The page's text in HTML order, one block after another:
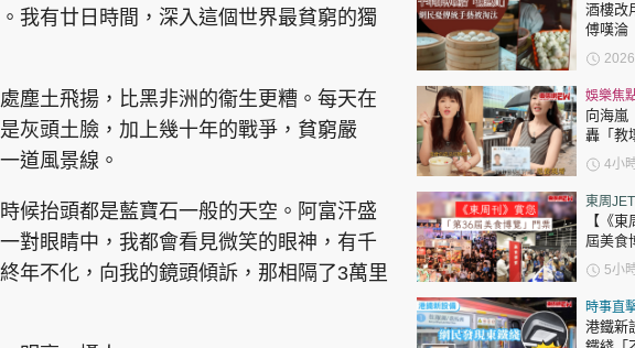
緣來有理 麥玲玲 健康生活
飲食旅遊
電腦廣場 星島頭條 星島日報 頭條日報 星島環球 The Standard
我有廿日時間，深入這個世界最貧窮的獨
塵土飛揚，比黑非洲的衞生更糟。每天在
灰頭土臉，加上幾十年的戰爭，貧窮嚴
道風景線。
候抬頭都是藍寶石一般的天空。阿富汗盛
對眼睛中，我都會看見微笑的眼神，有千
年不化，向我的鏡頭傾訴，那相隔了3萬里
酒樓改用
傅嘆淪
傳統手
娛樂焦
向海嵐
轟「教
應網民
4小
東周
【《
屆美食
張）】
5小
時事直
港鐵新